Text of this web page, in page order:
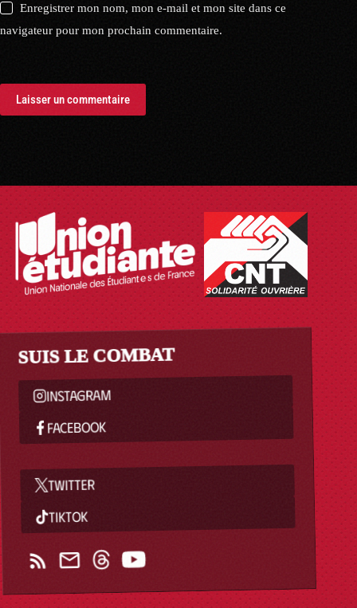
Enregistrer mon nom, mon e-mail et mon site dans ce
navigateur pour mon prochain commentaire.
Laisser un commentaire
SUIS LE COMBAT
INSTAGRAM
FACEBOOK
TWITTER
TIKTOK